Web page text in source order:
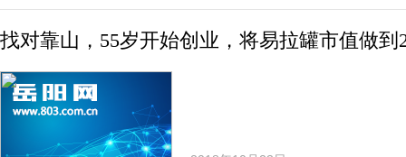
找对靠山，55岁开始创业，将易拉罐市值做到